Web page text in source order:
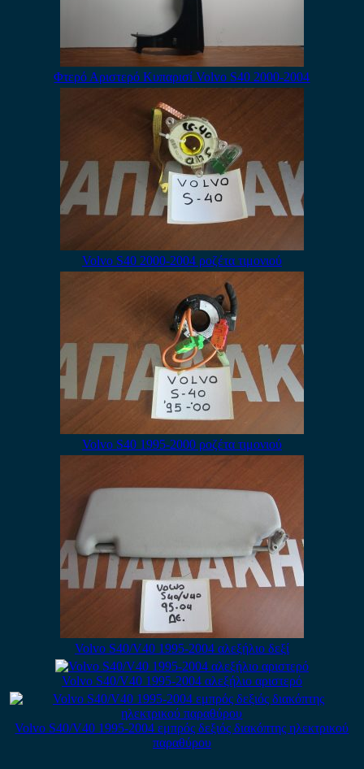
Φτερό Αριστερό Κυπαρισί Volvo S40 2000-2004
Volvo S40 2000-2004 ροζέτα τιμονιού
Volvo S40 1995-2000 ροζέτα τιμονιού
Volvo S40/V40 1995-2004 αλεξήλιο δεξί
Volvo S40/V40 1995-2004 αλεξήλιο αριστερό
Volvo S40/V40 1995-2004 εμπρός δεξιός διακόπτης ηλεκτρικού
παραθύρου